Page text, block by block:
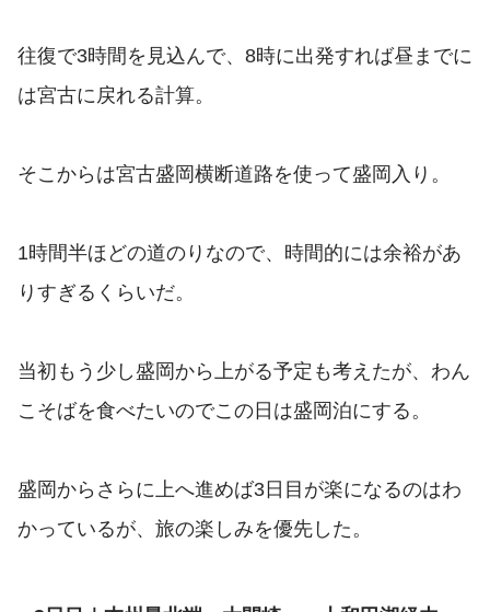
往復で3時間を見込んで、8時に出発すれば昼までに
は宮古に戻れる計算。
そこからは宮古盛岡横断道路を使って盛岡入り。
1時間半ほどの道のりなので、時間的には余裕があ
りすぎるくらいだ。
当初もう少し盛岡から上がる予定も考えたが、わん
こそばを食べたいのでこの日は盛岡泊にする。
盛岡からさらに上へ進めば3日目が楽になるのはわ
かっているが、旅の楽しみを優先した。